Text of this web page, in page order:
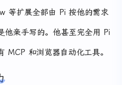
等扩展全部由 Pi 按他的需求
他亲手写的。他甚至完全用 Pi
MCP 和浏览器自动化工具。